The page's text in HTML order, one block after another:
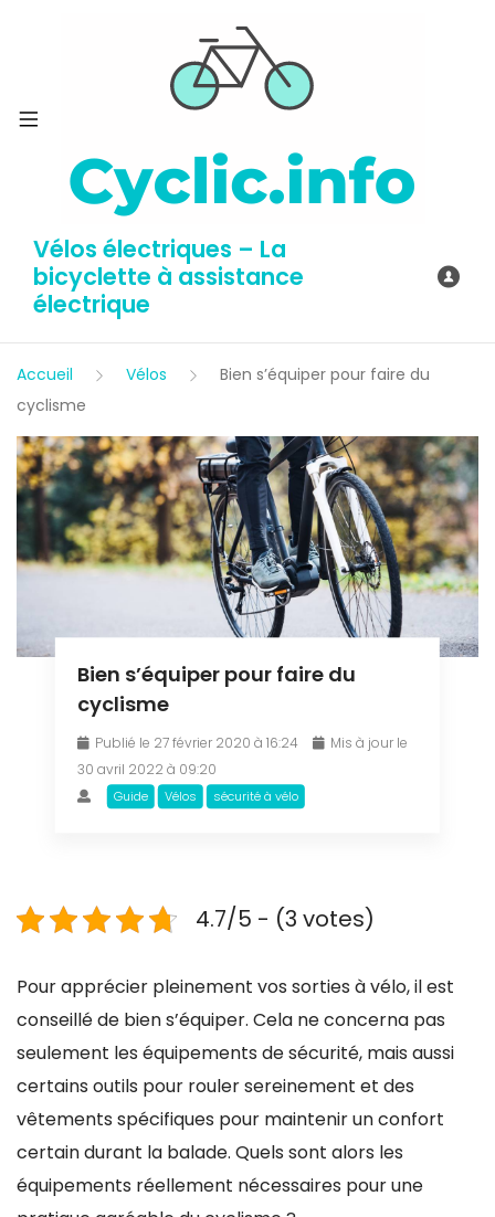
Vélos électriques – La
bicyclette à assistance
électrique
Accueil Vélos
Bien s’équiper pour faire du
cyclisme
Bien s’équiper pour faire du
cyclisme
Publié le 27 février 2020 à 16:24
Mis à jour le
30 avril 2022 à 09:20
Guide Vélos sécurité à vélo
4.7/5 - (3 votes)
Pour apprécier pleinement vos sorties à vélo, il est
conseillé de bien s’équiper. Cela ne concerna pas
seulement les équipements de sécurité, mais aussi
certains outils pour rouler sereinement et des
vêtements spécifiques pour maintenir un confort
certain durant la balade. Quels sont alors les
équipements réellement nécessaires pour une